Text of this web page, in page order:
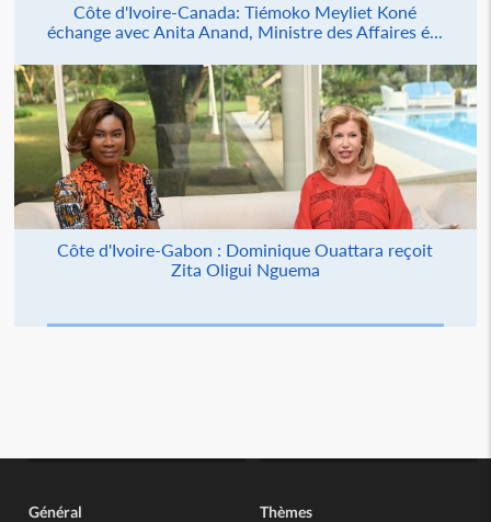
Côte d'Ivoire-Canada: Tiémoko Meyliet Koné
échange avec Anita Anand, Ministre des Affaires é...
Côte d'Ivoire-Gabon : Dominique Ouattara reçoit
Zita Oligui Nguema
Général Thèmes